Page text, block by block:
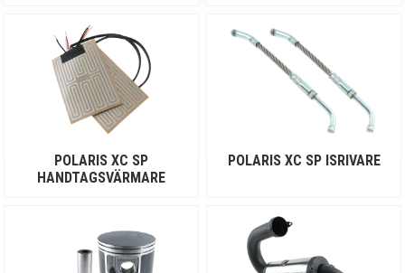
POLARIS XC SP
HANDTAGSVÄRMARE
POLARIS XC SP ISRIVARE